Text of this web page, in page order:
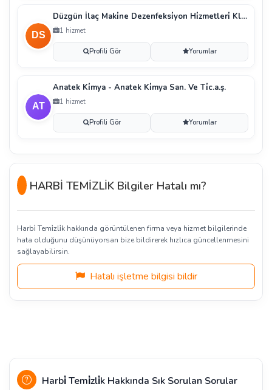
Düzgün İlaç Maki̇ne Dezenfeksi̇yon Hi̇zmetleri̇ Klor S
1 hizmet
Profili Gör Yorumlar
Anatek Ki̇mya - Anatek Ki̇mya San. Ve Ti̇c.a.ş.
1 hizmet
Profili Gör Yorumlar
HARBİ TEMİZLİK Bilgiler Hatalı mı?
Harbi̇ Temi̇zli̇k hakkında görüntülenen firma veya hizmet bilgilerinde
hata olduğunu düşünüyorsan bize bildirerek hızlıca güncellenmesini
sağlayabilirsin.
Hatalı işletme bilgisi bildir
Harbi̇ Temi̇zli̇k Hakkında Sık Sorulan Sorular